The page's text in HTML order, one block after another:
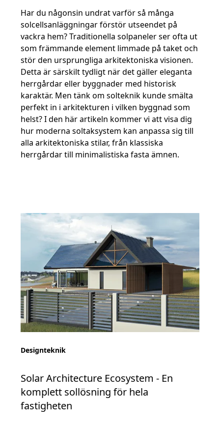
Har du någonsin undrat varför så många
solcellsanläggningar förstör utseendet på
vackra hem? Traditionella solpaneler ser ofta ut
som främmande element limmade på taket och
stör den ursprungliga arkitektoniska visionen.
Detta är särskilt tydligt när det gäller eleganta
herrgårdar eller byggnader med historisk
karaktär. Men tänk om solteknik kunde smälta
perfekt in i arkitekturen i vilken byggnad som
helst? I den här artikeln kommer vi att visa dig
hur moderna soltaksystem kan anpassa sig till
alla arkitektoniska stilar, från klassiska
herrgårdar till minimalistiska fasta ämnen.
Designteknik
Solar Architecture Ecosystem - En
komplett sollösning för hela
fastigheten